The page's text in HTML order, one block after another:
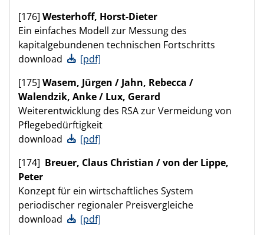
[176] Westerhoff, Horst-Dieter
Ein einfaches Modell zur Messung des
kapitalgebundenen technischen Fortschritts
download
[pdf]
[175] Wasem, Jürgen / Jahn, Rebecca /
Walendzik, Anke / Lux, Gerard
Weiterentwicklung des RSA zur Vermeidung von
Pflegebedürftigkeit
download
[pdf]
[174] Breuer, Claus Christian / von der Lippe,
Peter
Konzept für ein wirtschaftliches System
periodischer regionaler Preisvergleiche
download
[pdf]